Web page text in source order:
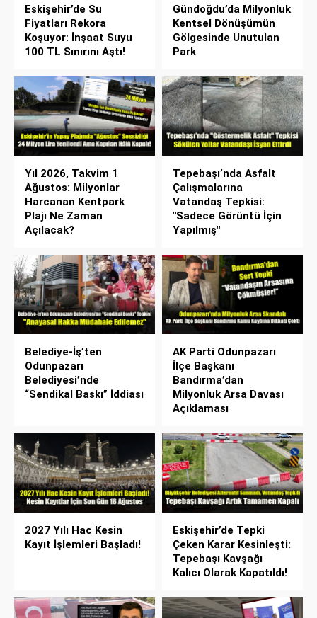
Eskişehir’de Su
Fiyatları Rekora
Koşuyor: İnşaat Suyu
100 TL Sınırını Aştı!
Gündoğdu’da Milyonluk
Kentsel Dönüşümün
Gölgesinde Unutulan
Park
Yıl 2026, Takvim 1
Ağustos: Milyonlar
Harcanan Kentpark
Plajı Ne Zaman
Açılacak?
Tepebaşı’nda Asfalt
Çalışmalarına
Vatandaş Tepkisi:
"Sadece Görüntü İçin
Yapılmış"
Belediye-İş’ten
Odunpazarı
Belediyesi’nde
“Sendikal Baskı” İddiası
AK Parti Odunpazarı
İlçe Başkanı
Bandırma’dan
Milyonluk Arsa Davası
Açıklaması
2027 Yılı Hac Kesin
Kayıt İşlemleri Başladı!
Eskişehir’de Tepki
Çeken Karar Kesinleşti:
Tepebaşı Kavşağı
Kalıcı Olarak Kapatıldı!